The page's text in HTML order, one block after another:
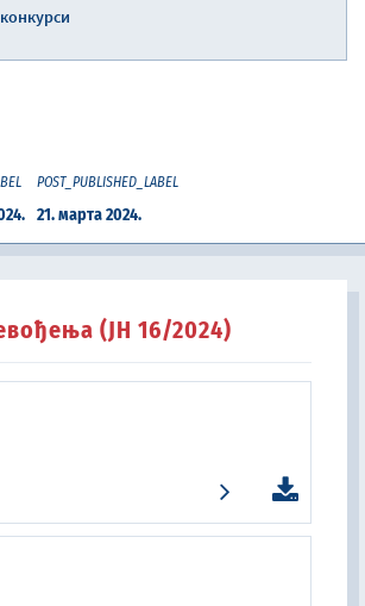
POST_PUBLISHED_LABEL
21. марта 2024.
(ЈН 16/2024)